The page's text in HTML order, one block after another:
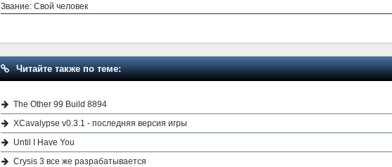
Звание: Свой человек
Читайте также по теме:
The Other 99 Build 8894
XCavalypse v0.3.1 - последняя версия игры
Until I Have You
Crysis 3 все же разрабатывается